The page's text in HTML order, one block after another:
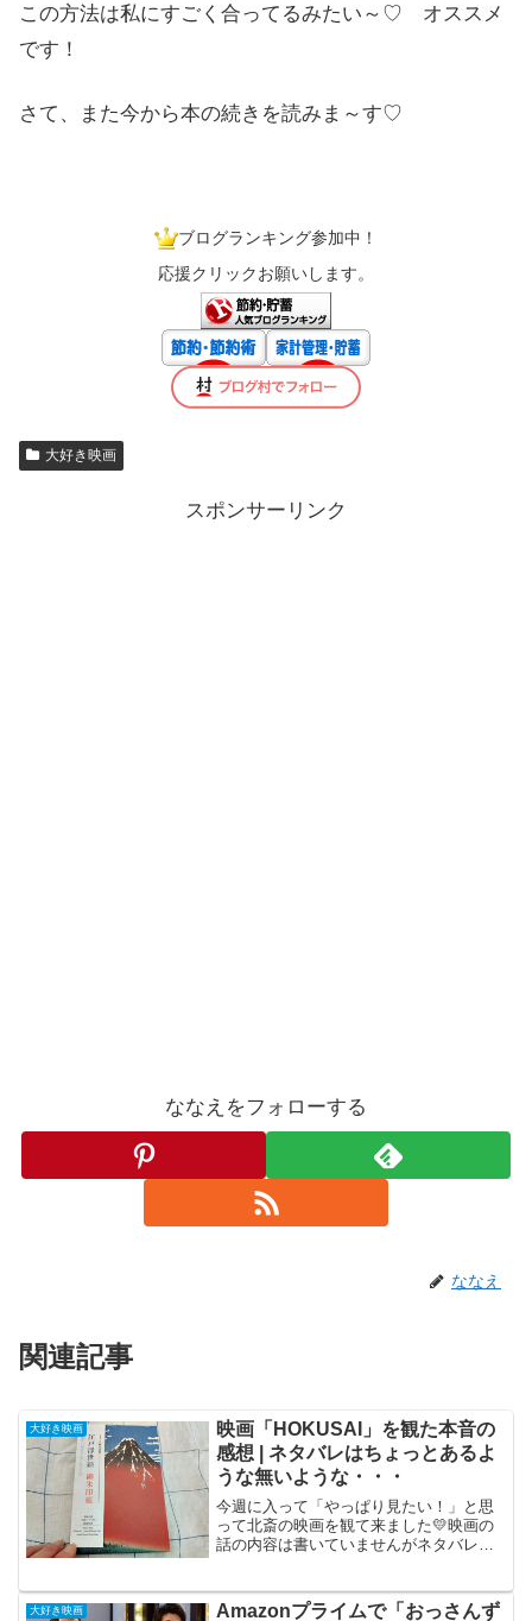
この方法は私にすごく合ってるみたい～♡ オススメ
です！
さて、また今から本の続きを読みま～す♡
ブログランキング参加中！
応援クリックお願いします。
大好き映画
スポンサーリンク
ななえをフォローする
ななえ
関連記事
大好き映画
映画「HOKUSAI」を観た本音の
感想 | ネタバレはちょっとあるよ
うな無いような・・・
今週に入って「やっぱり見たい！」と思
って北斎の映画を観て来ました💛映画の
話の内容は書いていませんがネタバレな
ーしてくださいね。映画「HOKUSAI」を
大好き映画 Amazonプライムで「おっさんず